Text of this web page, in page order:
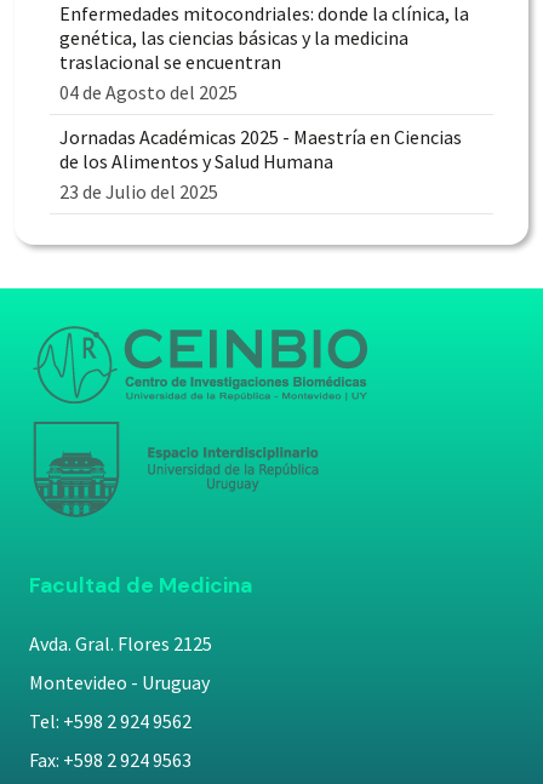
Enfermedades mitocondriales: donde la clínica, la
genética, las ciencias básicas y la medicina
traslacional se encuentran
04 de Agosto del 2025
Jornadas Académicas 2025 - Maestría en Ciencias
de los Alimentos y Salud Humana
23 de Julio del 2025
Facultad de Medicina
Avda. Gral. Flores 2125
Montevideo - Uruguay
Tel: +598 2 924 9562
Fax: +598 2 924 9563